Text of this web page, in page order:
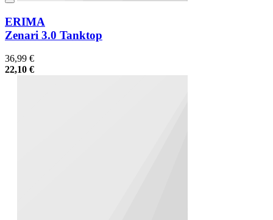
ERIMA
Zenari 3.0 Tanktop
36,99 €
22,10 €